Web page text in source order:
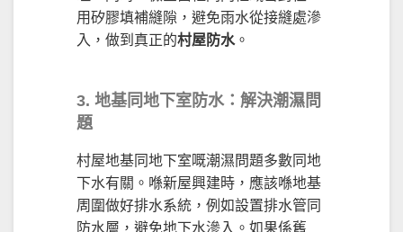
用矽膠填補縫隙，避免雨水從接縫處滲
入，做到真正的村屋防水。
3. 地基同地下室防水：解決潮濕問
題
村屋地基同地下室嘅潮濕問題多數同地
下水有關。喺新屋興建時，應該喺地基
周圍做好排水系統，例如設置排水管同
防水層，避免地下水滲入。如果係舊